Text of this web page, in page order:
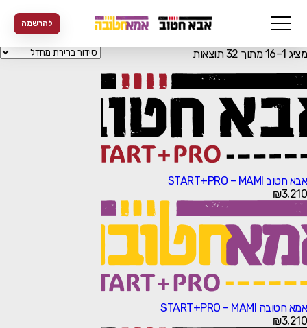
להרשמה Uncategorized
מציג 1–16 מתוך 32 תוצאות
אבא חטוב START+PRO – MAMI
₪3,210
אמא חטובה START+PRO – MAMI
₪3,210